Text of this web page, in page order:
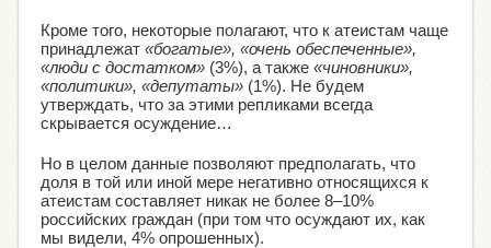
Кроме того, некоторые полагают, что к атеистам чаще
принадлежат «богатые», «очень обеспеченные»,
«люди с достатком» (3%), а также «чиновники»,
«политики», «депутаты» (1%). Не будем
утверждать, что за этими репликами всегда
скрывается осуждение…
Но в целом данные позволяют предполагать, что
доля в той или иной мере негативно относящихся к
атеистам составляет никак не более 8–10%
российских граждан (при том что осуждают их, как
мы видели, 4% опрошенных).